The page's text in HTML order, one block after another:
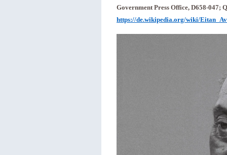
Government Press Office, D658-047;
https://de.wikipedia.org/wiki/